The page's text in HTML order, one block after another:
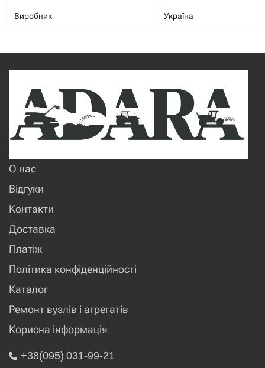
Виробник Україна
О нас
Відгуки
Контакти
Доставка
Платіж
Політика конфіденційності
Каталог
Ремонт вузлів і агрегатів
Корисна інформація
+38(095) 031-99-21